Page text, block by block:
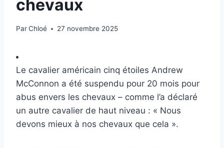
chevaux
ParChloé 27 novembre 2025
Le cavalier américain cinq étoiles Andrew
McConnon a été suspendu pour 20 mois pour
abus envers les chevaux – comme l’a déclaré
un autre cavalier de haut niveau : « Nous
devons mieux à nos chevaux que cela ».